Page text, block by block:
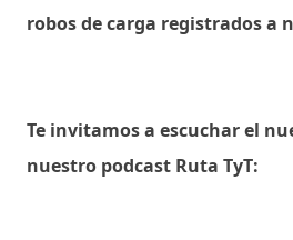
robos de carga registrados a
Te invitamos a escuchar el
nuestro podcast Ruta TyT: